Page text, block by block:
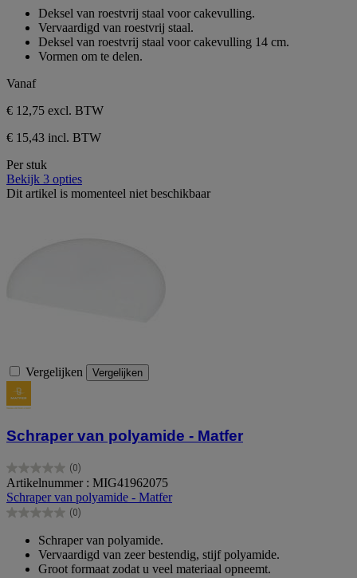
sterren.
Deksel van roestvrij staal voor cakevulling.
Vervaardigd van roestvrij staal.
Deksel van roestvrij staal voor cakevulling 14 cm.
Vormen om te delen.
Vanaf
€ 12,75 excl. BTW
€ 15,43 incl. BTW
Per stuk
Bekijk 3 opties
Dit artikel is momenteel niet beschikbaar
Vergelijken Vergelijken
Schraper van polyamide - Matfer
(0)
0.0
van
de
5
Artikelnummer : MIG41962075
Schraper van polyamide - Matfer
(0)
0.0
Schraper van polyamide.
Vervaardigd van zeer bestendig, stijf polyamide.
Groot formaat zodat u veel materiaal opneemt.